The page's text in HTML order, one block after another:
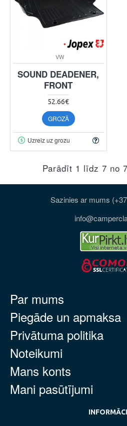
VW
SOUND DEADENER,
FRONT
52.66€
GROZĀ
Uzreiz uz grozu
Parādīt 1 līdz 7 no
Sazinies ar mums
Par mums
Piegāde un apmaksa
Privātuma politika
Noteikumi
Mans konts
Mani pasūtījumi